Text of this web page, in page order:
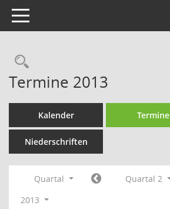
Toggle navigation
Rechercheauswahl
Termine 2013
Kalender Termine
Niederschriften
Quartal
Quartal 2
2013